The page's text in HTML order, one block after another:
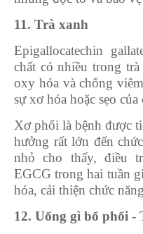
11. Trà xanh
Epigallocatechin
chất có nhiều trong
oxy hóa và chống
sự xơ hóa hoặc sẹo của
Xơ phổi là bệnh được
hưởng rất lớn đến
nhỏ cho thấy, điều
EGCG trong hai tuần
hóa, cải thiện chức
12. Uống gì bổ phổi -